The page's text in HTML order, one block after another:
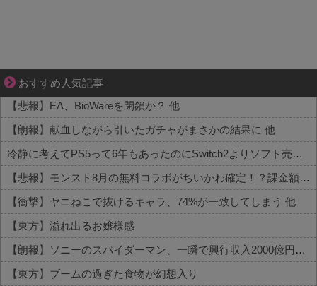
おすすめ人気記事
恋は疑惑に染まり、狂気へ変わる
【悲報】EA、BioWareを閉鎖か？ 他
【朗報】献血しながら引いたガチャがまさかの結果に 他
冷静に考えてPS5って6年もあったのにSwitch2よりソフト売れないのヤバいよな 他
【悲報】モンスト8月の無料コラボがちいかわ確定！？課金額がヤバすぎる現状がコチラ 他
【衝撃】ヤニねこで抜けるキャラ、74%が一致してしまう 他
【東方】溢れ出るお嬢様感
【朗報】ソニーのスパイダーマン、一瞬で興行収入2000億円突破…アニメ漫画が世界一人気とはなんだったのか
【東方】ブームの過ぎた食物が幻想入り